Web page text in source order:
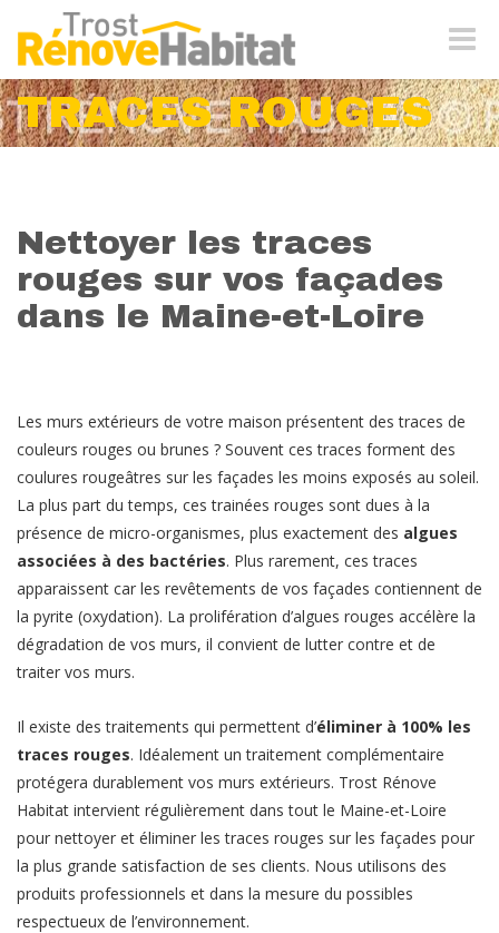
-
TRACES ROUGES
Nettoyer les traces
rouges sur vos façades
dans le Maine-et-Loire
Les murs extérieurs de votre maison présentent des traces de
couleurs rouges ou brunes ? Souvent ces traces forment des
coulures rougeâtres sur les façades les moins exposés au soleil.
La plus part du temps, ces trainées rouges sont dues à la
présence de micro-organismes, plus exactement des algues
associées à des bactéries. Plus rarement, ces traces
apparaissent car les revêtements de vos façades contiennent de
la pyrite (oxydation). La prolifération d’algues rouges accélère la
dégradation de vos murs, il convient de lutter contre et de
traiter vos murs.
Il existe des traitements qui permettent d’éliminer à 100% les
traces rouges. Idéalement un traitement complémentaire
protégera durablement vos murs extérieurs. Trost Rénove
Habitat intervient régulièrement dans tout le Maine-et-Loire
pour nettoyer et éliminer les traces rouges sur les façades pour
la plus grande satisfaction de ses clients. Nous utilisons des
produits professionnels et dans la mesure du possibles
respectueux de l’environnement.